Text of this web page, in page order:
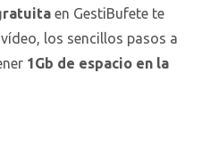
en GestiBufete te
los sencillos pasos a
1Gb de espacio en la